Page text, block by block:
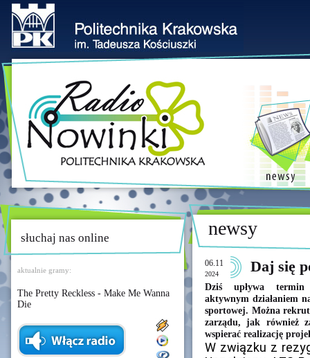
słuchaj nas online
aktualnie gramy:
The Pretty Reckless - Make Me Wanna
Die
newsy
06.11
2024 Daj się
Dziś upływa termin
aktywnym działaniem
sportowej. Można
zarządu, jak również
wspierać realizację
W związku z